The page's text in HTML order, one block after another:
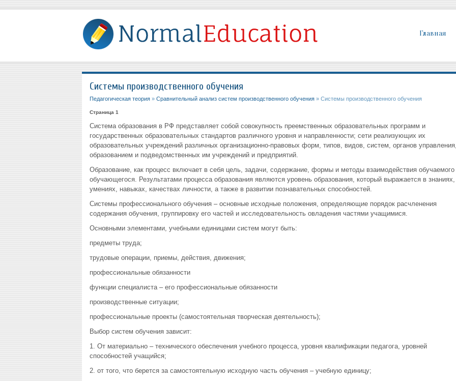
Главная
Системы производственного обучения
Педагогическая теория» Сравнительный анализ систем производственного обучения» Системы производственного обучения
Страница 1
Система образования в РФ представляет собой совокупность преемственных образовательных программ и
государственных образовательных стандартов различного уровня и направленности; сети реализующих их
образовательных учреждений различных организационно-правовых форм, типов, видов, систем, органов
образованием и подведомственных им учреждений и предприятий.
Образование, как процесс включает в себя цель, задачи, содержание, формы и методы взаимодействия обучаемого
обучающегося. Результатами процесса образования являются уровень образования, который выражается в знаниях,
умениях, навыках, качествах личности, а также в развитии познавательных способностей.
Системы профессионального обучения – основные исходные положения, определяющие порядок расчленения
содержания обучения, группировку его частей и исследовательность овладения частями учащимися.
Основными элементами, учебными единицами систем могут быть:
предметы труда;
трудовые операции, приемы, действия, движения;
профессиональные обязанности
функции специалиста – его профессиональные обязанности
производственные ситуации;
профессиональные проекты (самостоятельная творческая деятельность);
Выбор систем обучения зависит:
1. От материально – технического обеспечения учебного процесса, уровня квалификации педагога, уровней
способностей учащийся;
2. от того, что берется за самостоятельную исходную часть обучения – учебную единицу;